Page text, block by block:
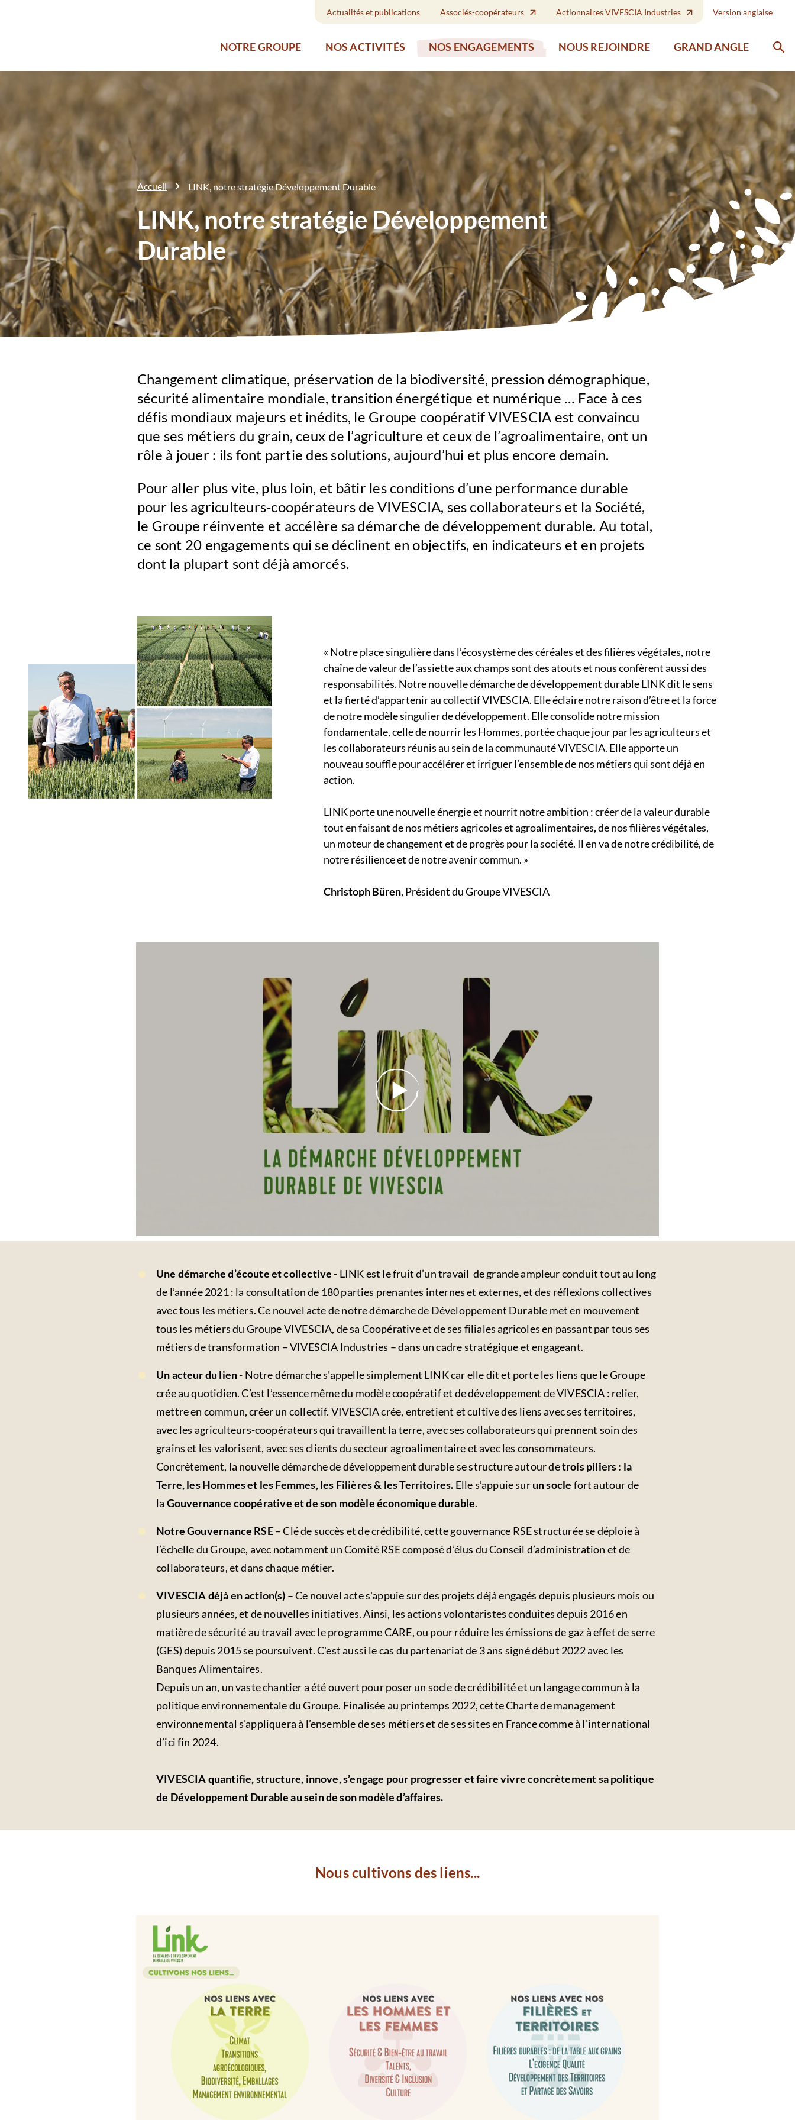
Actualités et publications Associés-coopérateurs Actionnaires VIVESCIA Industries Version anglaise
NOTRE GROUPE NOS ACTIVITÉS NOS ENGAGEMENTS NOUS REJOINDRE GRAND ANGLE
Accueil LINK, notre stratégie Développement Durable
LINK, notre stratégie Développement
Durable
Changement climatique, préservation de la biodiversité, pression démographique,
sécurité alimentaire mondiale, transition énergétique et numérique … Face à ces
défis mondiaux majeurs et inédits, le Groupe coopératif VIVESCIA est convaincu
que ses métiers du grain, ceux de l’agriculture et ceux de l’agroalimentaire, ont un
rôle à jouer : ils font partie des solutions, aujourd’hui et plus encore demain.
Pour aller plus vite, plus loin, et bâtir les conditions d’une performance durable
pour les agriculteurs-coopérateurs de VIVESCIA, ses collaborateurs et la Société,
le Groupe réinvente et accélère sa démarche de développement durable. Au total,
ce sont 20 engagements qui se déclinent en objectifs, en indicateurs et en projets
dont la plupart sont déjà amorcés.
« Notre place singulière dans l’écosystème des céréales et des filières végétales, notre
chaîne de valeur de l’assiette aux champs sont des atouts et nous confèrent aussi des
responsabilités. Notre nouvelle démarche de développement durable LINK dit le sens
et la fierté d’appartenir au collectif VIVESCIA. Elle éclaire notre raison d’être et la force
de notre modèle singulier de développement. Elle consolide notre mission
fondamentale, celle de nourrir les Hommes, portée chaque jour par les agriculteurs et
les collaborateurs réunis au sein de la communauté VIVESCIA. Elle apporte un
nouveau souffle pour accélérer et irriguer l’ensemble de nos métiers qui sont déjà en
action.
LINK porte une nouvelle énergie et nourrit notre ambition : créer de la valeur durable
tout en faisant de nos métiers agricoles et agroalimentaires, de nos filières végétales,
un moteur de changement et de progrès pour la société. Il en va de notre crédibilité, de
notre résilience et de notre avenir commun. »
Christoph Büren, Président du Groupe VIVESCIA
Une démarche d’écoute et collective - LINK est le fruit d’un travail de grande ampleur conduit tout au long
de l’année 2021 : la consultation de 180 parties prenantes internes et externes, et des réflexions collectives
avec tous les métiers. Ce nouvel acte de notre démarche de Développement Durable met en mouvement
tous les métiers du Groupe VIVESCIA, de sa Coopérative et de ses filiales agricoles en passant par tous ses
métiers de transformation – VIVESCIA Industries – dans un cadre stratégique et engageant.
Un acteur du lien- Notre démarche s'appelle simplement LINK car elle dit et porte les liens que le Groupe
crée au quotidien. C’est l’essence même du modèle coopératif et de développement de VIVESCIA : relier,
mettre en commun, créer un collectif. VIVESCIA crée, entretient et cultive des liens avec ses territoires,
avec les agriculteurs-coopérateurs qui travaillent la terre, avec ses collaborateurs qui prennent soin des
grains et les valorisent, avec ses clients du secteur agroalimentaire et avec les consommateurs.
Concrètement, la nouvelle démarche de développement durable se structure autour detrois piliers : la
Terre, les Hommes et les Femmes, les Filières & les Territoires. Elle s’appuie surun socle fort autour de
la Gouvernance coopérative et de son modèle économique durable.
Notre Gouvernance RSE– Clé de succès et de crédibilité, cette gouvernance RSE structurée se déploie à
l’échelle du Groupe, avec notamment un Comité RSE composé d’élus du Conseil d’administration et de
collaborateurs, et dans chaque métier.
VIVESCIA déjà en action(s) – Ce nouvel acte s'appuie sur des projets déjà engagés depuis plusieurs mois ou
plusieurs années, et de nouvelles initiatives. Ainsi, les actions volontaristes conduites depuis 2016 en
matière de sécurité au travail avec le programme CARE, ou pour réduire les émissions de gaz à effet de serre
(GES) depuis 2015 se poursuivent. C'est aussi le cas du partenariat de 3 ans signé début 2022 avec les
Banques Alimentaires.
Depuis un an, un vaste chantier a été ouvert pour poser un socle de crédibilité et un langage commun à la
politique environnementale du Groupe. Finalisée au printemps 2022, cette Charte de management
environnemental s’appliquera à l’ensemble de ses métiers et de ses sites en France comme à l’international
d’ici fin 2024.
VIVESCIA quantifie, structure, innove, s’engage pour progresser et faire vivre concrètement sa politique
de Développement Durable au sein de son modèle d’affaires.
Nous cultivons des liens...